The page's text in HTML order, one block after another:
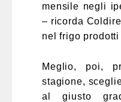
mensile negli
– ricorda
nel frigo
Meglio, poi,
stagione,
al giusto